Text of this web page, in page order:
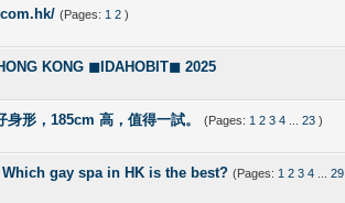
(Pages: 1 2 )
of 5 in Average
12345
KONG ◼IDAHOBIT◼ 2025
of 5 in Average
12345
形，185cm 高，值得一試。 (Pages: 1 2 3 4 ...23 )
2.5 out of 5 in Average
12345
Which gay spa in HK is the best? (Pages: 1 2 3 4 ...29
- 4 out of 5 in Average
12345